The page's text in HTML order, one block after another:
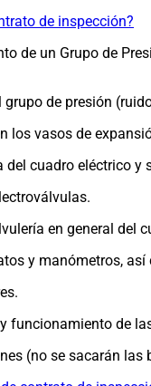
de inspección?
de un Grupo de
de presión
los vasos de
cuadro eléctrico y
en general del
y manómetros,
funcionamiento de
(no se sacarán